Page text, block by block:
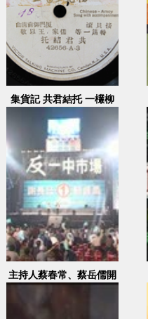
集貨記 共君結托 一欉柳
樹
主持人蔡春常、蔡岳儒開
場，李建昇致詞，主持人